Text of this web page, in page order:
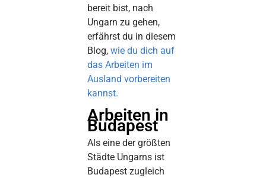
bereit bist, nach
Ungarn zu gehen,
erfährst du in diesem
Blog, wie du dich auf
das Arbeiten im
Ausland vorbereiten
kannst.
Arbeiten in
Budapest
Als eine der größten
Städte Ungarns ist
Budapest zugleich